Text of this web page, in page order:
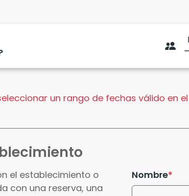
-
un rango de fechas válido en
el establecimiento o
con una reserva, una
Nombre